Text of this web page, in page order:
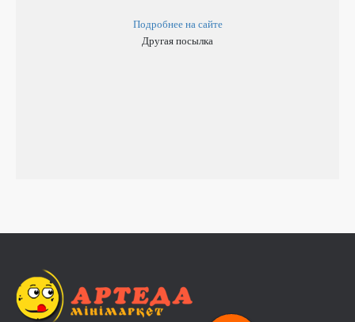
Подробнее на сайте
Другая посылка